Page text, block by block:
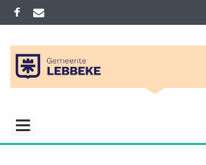
Skip
to
content
ACADEMIE
LEBBEKE
Woord Dans en Beeld